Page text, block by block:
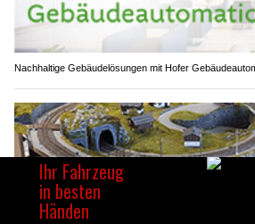
Nachhaltige Gebäudelösungen mit Hofer